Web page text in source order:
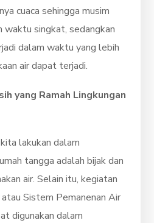
cuaca sehingga musim
waktu singkat, sedangkan
dalam waktu yang lebih
air dapat terjadi.
yang Ramah Lingkungan
lakukan dalam
tangga adalah bijak dan
air. Selain itu, kegiatan
atau Sistem Pemanenan Air
digunakan dalam